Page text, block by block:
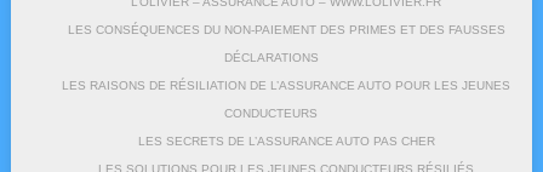
LES CONSÉQUENCES DU NON-PAIEMENT DES PRIMES ET DES FAUSSES
DÉCLARATIONS
LES RAISONS DE RÉSILIATION DE L’ASSURANCE AUTO POUR LES JEUNES
CONDUCTEURS
LES SECRETS DE L’ASSURANCE AUTO PAS CHER
LES SOLUTIONS POUR LES JEUNES CONDUCTEURS RÉSILIÉS